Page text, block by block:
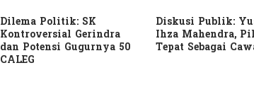
Dilema Politik: SK
Kontroversial Gerindra
dan Potensi Gugurnya 50
CALEG
Diskusi Publik:
Ihza Mahendra,
Tepat Sebagai